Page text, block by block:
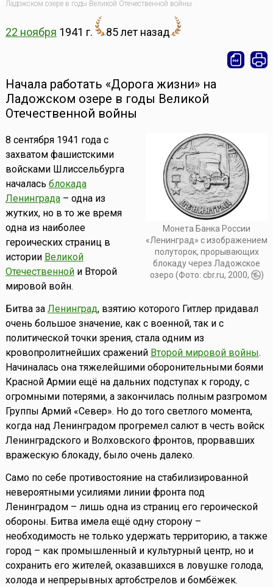
Ладожском озере в годы Великой Отечественной войны
22 ноября 1941 г. 85 лет назад
Начала работать «Дорога жизни» на
Ладожском озере в годы Великой
Отечественной войны
Монета Банка России
«Ленинград» с изображением
полуторок, прорывающих
блокаду через Ладожское
озеро (Фото: cbr.ru, 2000,
)
8 сентября 1941 года с
захватом фашистскими
войсками Шлиссельбурга
началась блокада
Ленинграда– одна из
жутких, но в то же время
одна из наиболее
героических страниц в
истории Великой
Отечественнойи Второй
мировой войн.
Битва за Ленинград, взятию которого Гитлер придавал
очень большое значение, как с военной, так и с
политической точки зрения, стала одним из
кровопролитнейших сражений Второй мировой войны.
Начиналась она тяжелейшими оборонительными боями
Красной Армии ещё на дальних подступах к городу, с
огромными потерями, а закончилась полным разгромом
Группы Армий «Север». Но до того светлого момента,
когда над Ленинградом прогремел салют в честь войск
Ленинградского и Волховского фронтов, прорвавших
вражескую блокаду, было очень далеко.
Само по себе противостояние на стабилизированной
невероятными усилиями линии фронта под
Ленинградом – лишь одна из страниц его героической
обороны. Битва имела ещё одну сторону –
необходимость не только удержать территорию, а также
город – как промышленный и культурный центр, но и
сохранить его жителей, оказавшихся в ловушке голода,
холода и непрерывных артобстрелов и бомбёжек.